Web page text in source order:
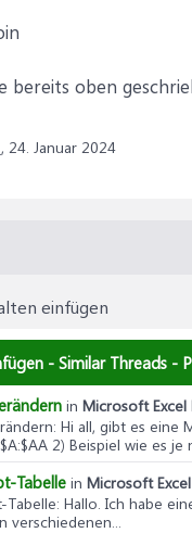
bereits oben
24. Januar 2024
einfügen
- Similar Threads -
in Microsoft Excel
: Hi all, gibt es eine
2) Beispiel wie es je
Tabelle in Microsoft
Tabelle: Hallo. Ich habe
verschiedenen...